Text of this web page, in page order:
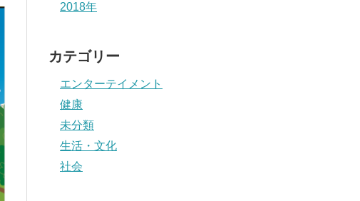
2018年
カテゴリー
エンターテイメント
健康
未分類
生活・文化
社会